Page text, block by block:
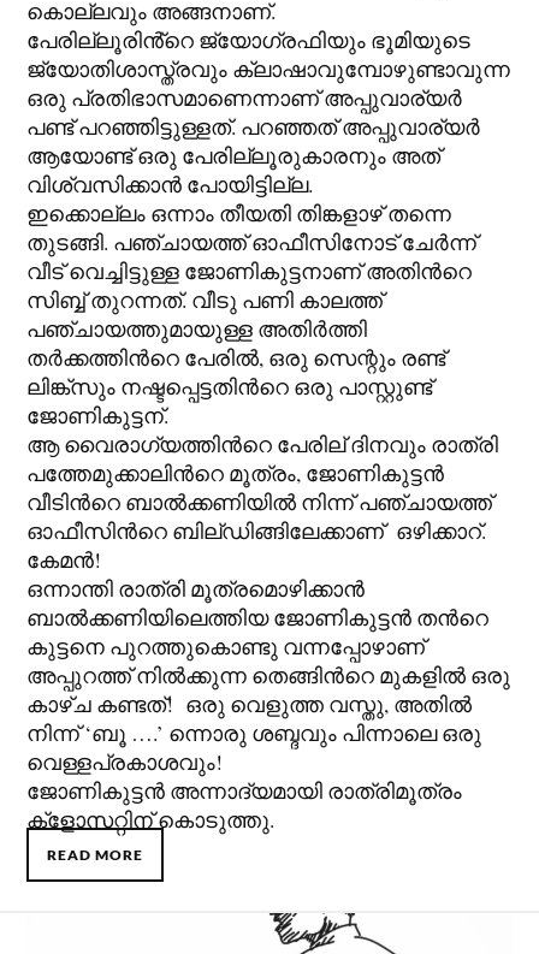
കൊല്ലവും അങ്ങനാണ്.
പേരില്ലൂരിൻ്റെ ജ്യോഗ്രഫിയും ഭൂമിയുടെ
ജ്യോതിശാസ്ത്രവും ക്ലാഷാവുമ്പോഴുണ്ടാവുന്ന
ഒരു പ്രതിഭാസമാണെന്നാണ് അപ്പുവാര്യർ
പണ്ട് പറഞ്ഞിട്ടുള്ളത്. പറഞ്ഞത് അപ്പുവാര്യർ
ആയോണ്ട് ഒരു പേരില്ലൂരുകാരനും അത്
വിശ്വസിക്കാൻ പോയിട്ടില്ല.
ഇക്കൊല്ലം ഒന്നാം തീയതി തിങ്കളാഴ്‌ തന്നെ
തുടങ്ങി. പഞ്ചായത്ത് ഓഫീസിനോട് ചേർന്ന്
വീട് വെച്ചിട്ടുള്ള ജോണികുട്ടനാണ് അതിന്‍റെ
സിബ്ബ് തുറന്നത്. വീടു പണി കാലത്ത്
പഞ്ചായത്തുമായുള്ള അതിർത്തി
തർക്കത്തിന്‍റെ പേരിൽ, ഒരു സെന്റും രണ്ട്
ലിങ്ക്സും നഷ്ടപ്പെട്ടതിന്‍റെ ഒരു പാസ്റ്റുണ്ട്
ജോണികുട്ടന്.
ആ വൈരാഗ്യത്തിന്‍റെ പേരില് ദിനവും രാത്രി
പത്തേമുക്കാലിന്‍റെ മൂത്രം, ജോണികുട്ടൻ
വീടിന്‍റെ ബാൽക്കണിയിൽ നിന്ന് പഞ്ചായത്ത്
ഓഫീസിന്‍റെ ബില്ഡിങ്ങിലേക്കാണ് ഒഴിക്കാറ്.
കേമൻ!
ഒന്നാന്തി രാത്രി മൂത്രമൊഴിക്കാൻ
ബാൽക്കണിയിലെത്തിയ ജോണികുട്ടൻ തന്‍റെ
കുട്ടനെ പുറത്തുകൊണ്ടു വന്നപ്പോഴാണ്
അപ്പുറത്ത് നിൽക്കുന്ന തെങ്ങിന്‍റെ മുകളിൽ ഒരു
കാഴ്ച കണ്ടത്! ഒരു വെളുത്ത വസ്തു, അതില്‍
നിന്ന് ‘ബൂ ….’ ന്നൊരു ശബ്ദവും പിന്നാലെ ഒരു
വെള്ളപ്രകാശവും!
ജോണികുട്ടൻ അന്നാദ്യമായി രാത്രിമൂത്രം
ക്ളോസറ്റിന് കൊടുത്തു.
READ MORE